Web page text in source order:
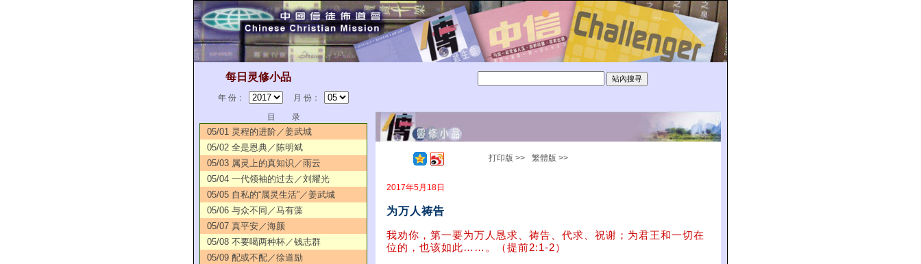
每日灵修小品
年 份：
月 份：
目 录
05/01 灵程的进阶／姜武城
05/02 全是恩典／陈明斌
05/03 属灵上的真知识／雨云
05/04 一代领袖的过去／刘耀光
05/05 自私的“属灵生活”／姜武城
05/06 与众不同／马有藻
05/07 真平安／海颜
05/08 不要喝两种杯／钱志群
05/09 配或不配／徐道励
打印版 >> 繁體版 >>
2017年5月18日
为万人祷告
我劝你，第一要为万人恳求、祷告、代求、祝谢；为君王和一切在
位的，也该如此……。（提前2:1-2）